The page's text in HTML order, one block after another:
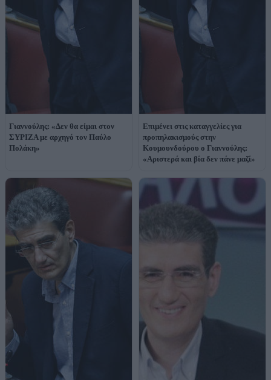
Γιαννούλης: «Δεν θα είμαι στον
ΣΥΡΙΖΑ με αρχηγό τον Παύλο
Πολάκη»
Επιμένει στις καταγγελίες για
προπηλακισμούς στην
Κουμουνδούρου ο Γιαννούλης:
«Αριστερά και βία δεν πάνε μαζί»